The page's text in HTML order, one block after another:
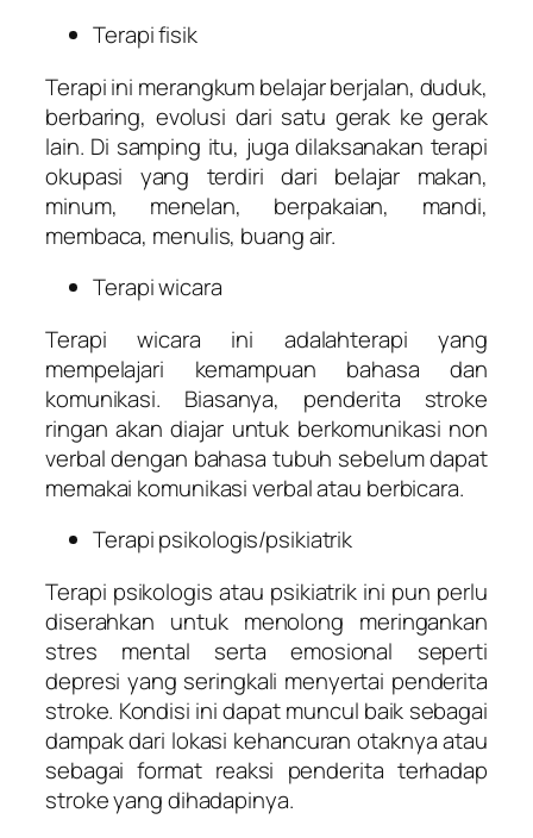
Terapi fisik
Terapi ini merangkum belajar berjalan, duduk,
berbaring, evolusi dari satu gerak ke gerak
lain. Di samping itu, juga dilaksanakan terapi
okupasi yang terdiri dari belajar makan,
minum, menelan, berpakaian, mandi,
membaca, menulis, buang air.
Terapi wicara
Terapi wicara ini adalahterapi yang
mempelajari kemampuan bahasa dan
komunikasi. Biasanya, penderita stroke
ringan akan diajar untuk berkomunikasi non
verbal dengan bahasa tubuh sebelum dapat
memakai komunikasi verbal atau berbicara.
Terapi psikologis/psikiatrik
Terapi psikologis atau psikiatrik ini pun perlu
diserahkan untuk menolong meringankan
stres mental serta emosional seperti
depresi yang seringkali menyertai penderita
stroke. Kondisi ini dapat muncul baik sebagai
dampak dari lokasi kehancuran otaknya atau
sebagai format reaksi penderita terhadap
stroke yang dihadapinya.